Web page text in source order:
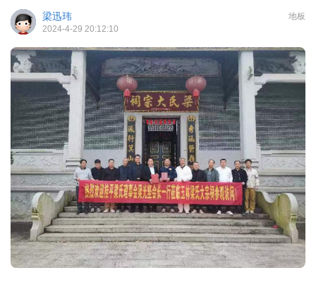
地板
梁迅玮
2024-4-29 20:12:10